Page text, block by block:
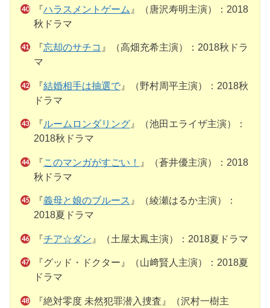
『ハラスメントゲーム 』（唐沢寿明主演）：2018
秋ドラマ
『忘却のサチコ 』（高畑充希主演）：2018秋ドラ
マ
『結婚相手は抽選で』（野村周平主演）：2018秋
ドラマ
『ルームロンダリング』（池田エライザ主演）：
2018秋ドラマ
『このマンガがすごい！
』（蒼井優主演）：2018
秋ドラマ
『義母と娘のブルース 』（綾瀬はるか主演）：
2018夏ドラマ
『チア☆ダン 』（土屋太鳳主演）：2018夏ドラマ
『グッド・ドクター』（山﨑賢人主演）：2018夏
ドラマ
『絶対零度 未然犯罪潜入捜査』（沢村一樹主